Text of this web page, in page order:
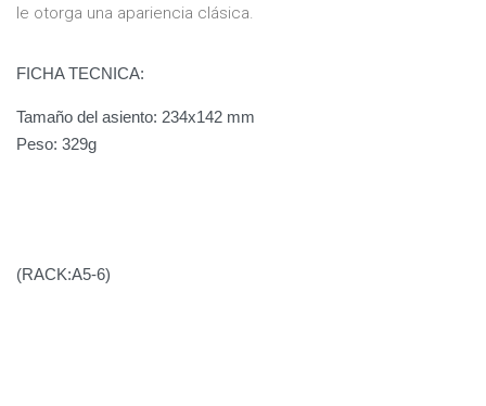
le otorga una apariencia clásica.
FICHA TECNICA:
Tamaño del asiento: 234x142 mm
Peso: 329g
(RACK:A5-6)